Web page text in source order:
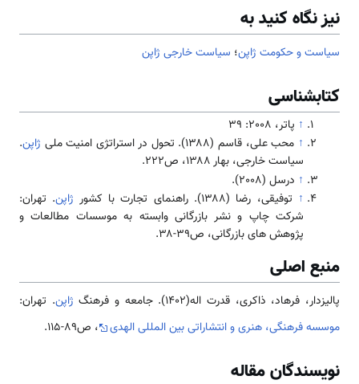
نیز نگاه کنید به
سیاست و حکومت ژاپن؛ سیاست خارجی ژاپن
کتابشناسی
↑ پاتر، 2008: 39
↑ محب علی، قاسم (۱۳۸۸). تحول در استراتژی امنیت ملی ژاپن.
سیاست خارجی، بهار ۱۳۸۸، ص۲۲۲.
↑ درسل (2008).
↑ توفیقی، رضا (۱۳۸۸). راهنمای تجارت با کشور ژاپن. تهران:
شرکت چاپ و نشر بازرگانی وابسته به موسسات مطالعات و
پژوهش های بازرگانی، ص۳۹-۳۸.
منبع اصلی
پالیزدار، فرهاد، ذاکری، قدرت اله(1402). جامعه و فرهنگ ژاپن. تهران:
موسسه فرهنگی، هنری و انتشاراتی بین المللی الهدی
، ص89-115.
نویسندگان مقاله